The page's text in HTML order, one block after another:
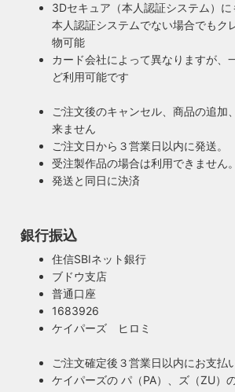
暮らしを照らす名脇役・こだわ
ジスタイル
照明は暮らしの名脇役！メインのスーツが
がダサいだけでせっかくの良い建築やイ
す。ハイロミドットコムがこだわるのは、
のインテリアや工業製品の重厚感やゴージ
て飽きの来ない無垢さや素朴さを追求した
イルでの提案にこだわっています。
安心のPSE適合照明・電気用品
ハイロミドットコムで販売する照明は１点
合格した照明です。製造後や出荷前に検
のオリジナル照明はもちろん、アンティー
して近畿経済産業局へ特定電気用品以外
業者として届出を行っております。
3Dセキュア（本人認証システム）に
本人認証システムでない場合でもク
物可能
カード会社によって異なりますが、
ど利用可能です
ご注文後のキャンセル、商品の追加
来ません
ご注文日から３営業日以内に発送。
受注製作品の場合は利用できません。
発送と同日に決済
銀行振込
住信SBIネット銀行
ブドウ支店
普通口座
1683926
ケイパーズ ヒロミ
ご注文確定後３営業日以内にお支払
ケイパーズの パ（PA）、ズ（ZU）